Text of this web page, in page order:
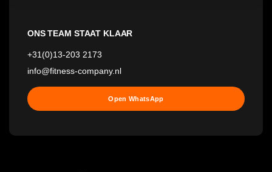
ONS TEAM STAAT KLAAR
+31(0)13-203 2173
info@fitness-company.nl
Open WhatsApp